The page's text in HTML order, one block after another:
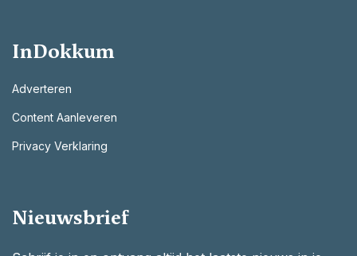
InDokkum
Adverteren
Content Aanleveren
Privacy Verklaring
Nieuwsbrief